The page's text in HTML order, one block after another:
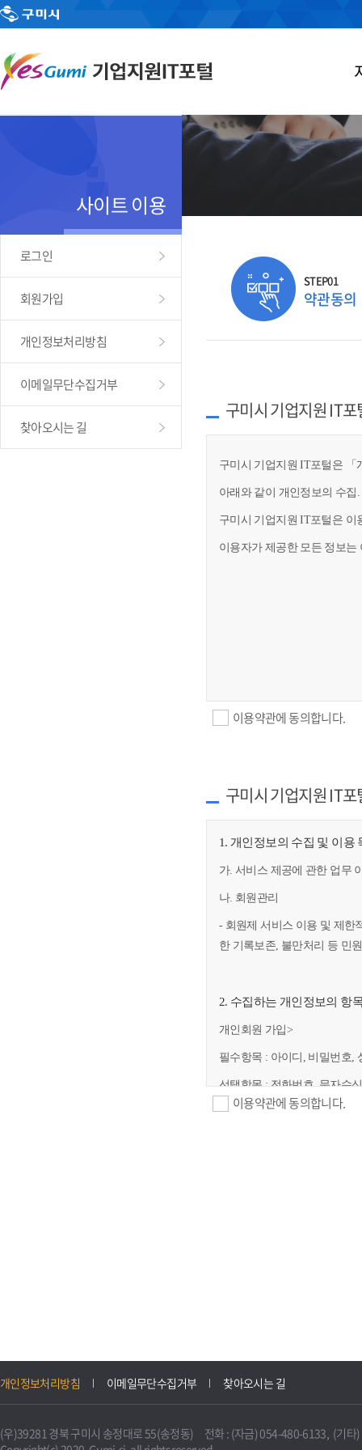
사이트 이용
로그인
회원가입
개인정보처리방침
이메일무단수집거부
찾아오시는 길
STEP01
약관동의
구미시 기업지원 IT
구미시 기업지원 IT포털은 「
아래와 같이 개인정보의 수집
구미시 기업지원 IT포털은 이
이용자가 제공한 모든 정보
이용약관에 동의합니다.
구미시 기업지원 IT
1. 개인정보의 수집 및 이용
가. 서비스 제공에 관한 업무
나. 회원관리
- 회원제 서비스 이용 및 제한
한 기록보존, 불만처리 등 민
2. 수집하는 개인정보의 항
개인회원 가입>
필수항목 : 아이디, 비밀번호,
선택항목 : 전화번호, 문자수
니다.
불필요하게 되었을 때에는
이용약관에 동의합니다.
개인정보처리방침 이메일무단수집거부 찾아오시는 길
(우)39281 경북 구미시 송정대로 55(송정동) 전화 : (자금) 054-480-6133, (기타